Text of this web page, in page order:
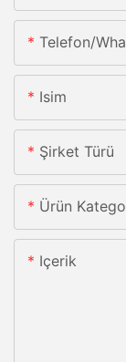
Telefon/
Isim
Şirket Türü
Ürün
Içerik